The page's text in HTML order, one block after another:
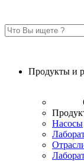
Продукты и
Насосы